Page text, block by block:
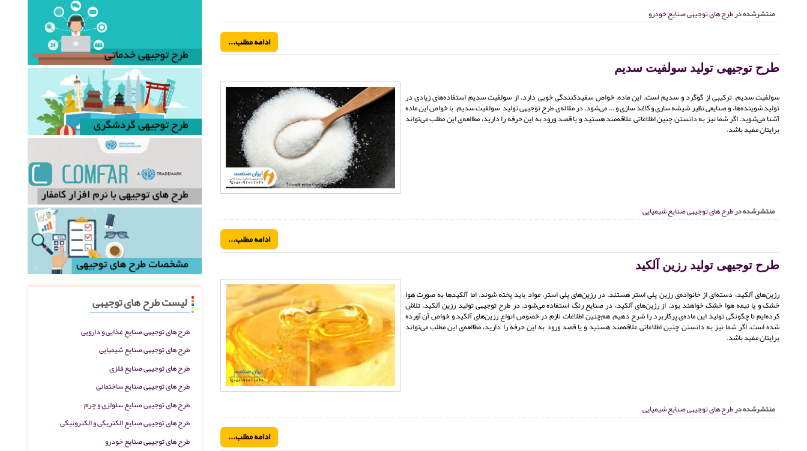
لیست طرح های توجیهی
طرح های توجیهی صنایع غذایی و دارویی
طرح های توجیهی صنایع شیمیایی
طرح های توجیهی صنایع فلزی
طرح های توجیهی صنایع ساختمانی
طرح های توجیهی صنایع سلولزی و چرم
طرح های توجیهی صنایع الکتریکی و الکترونیکی
طرح های توجیهی صنایع خودرو
منتشرشده درطرح های توجیهی صنایع خودرو
ادامه مطلب...
طرح توجیهی تولید سولفیت سدیم
سولفیت سدیم، ترکیبی از گوگرد و سدیم است. این ماده، خواص سفیدکنندگی خوبی دارد. از سولفیت سدیم استفاده‌های زیادی در
تولید شوینده‌ها، و صنایعی نظیر شیشه سازی و کاغذ سازی و ... می‌شود. در مقاله‌ی طرح توجیهی تولید سولفیت سدیم، با خواص این ماده
آشنا می‌شوید. اگر شما نیز به دانستن چنین اطلاعاتی علاقه‌مند هستید و یا قصد ورود به این حرفه را دارید، مطالعه‌ی این مطلب می‌تواند
برایتان مفید باشد.
منتشرشده درطرح های توجیهی صنایع شیمیایی
ادامه مطلب...
طرح توجیهی تولید رزین آلکید
رزین‌های آلکید، دسته‌ای از خانواده‌ی رزین پلی استر هستند. در رزین‌های پلی استر، مواد باید پخته شوند. اما آلکیدها به صورت هوا
خشک و یا نیمه هوا خشک خواهند بود. از رزین‌های آلکید، در صنایع رنگ استفاده می‌شود. در طرح توجیهی تولید رزین آلکید، تلاش
کرده‌ایم تا چگونگی تولید این ماده‌ی پرکاربرد را شرح دهیم. هم‌چنین اطلاعات لازم در خصوص انواع رزین‌های آلکید و خواص آن آورده
شده است. اگر شما نیز به دانستن چنین اطلاعاتی علاقه‌مند هستید و یا قصد ورود به این حرفه را دارید، مطالعه‌ی این مطلب می‌تواند
برایتان مفید باشد.
منتشرشده درطرح های توجیهی صنایع شیمیایی
ادامه مطلب...